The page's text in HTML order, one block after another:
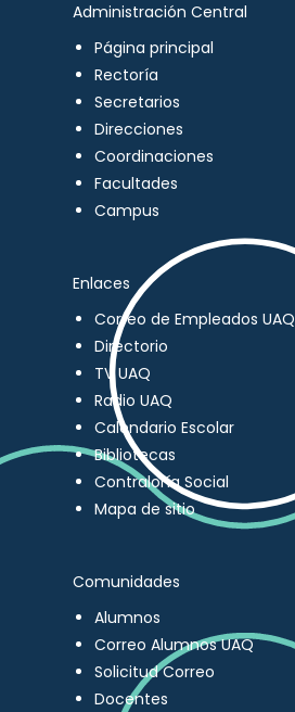
Administración Central
Página principal
Rectoría
Secretarios
Direcciones
Coordinaciones
Facultades
Campus
Enlaces
Correo de Empleados UAQ
Directorio
TV UAQ
Radio UAQ
Calendario Escolar
Bibliotecas
Contraloría Social
Mapa de sitio
Comunidades
Alumnos
Correo Alumnos UAQ
Solicitud Correo
Docentes